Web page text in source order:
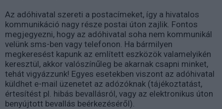
Az adóhivatal szereti a postacímeket, így a hivatalos
kommunikáció nagy része postai úton zajlik. Fontos
megjegyezni, hogy az adóhivatal soha nem kommunikál
velünk sms-ben vagy telefonon. Ha bármilyen
megkeresést kapunk az említett eszközök valamelyikén
keresztül, akkor valószínűleg be akarnak csapni minket,
tehát vigyázzunk! Egyes esetekben viszont az adóhivatal
küldhet e-mail üzenetet az adózóknak (tájékoztatást,
értesítést pl. hibás bevallásról, vagy az elektronikus úton
benyújtott bevallás beérkezéséről).